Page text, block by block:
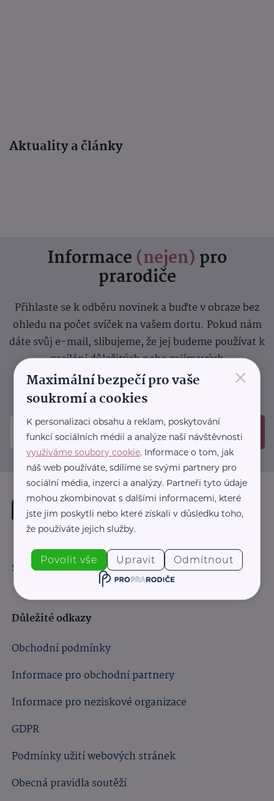
Aktuality a články
Informace (nejen) pro
prarodiče
Přihlaste se k odběru novinek a buďte v obraze bez
ohledu na počet svíček na vašem dortu. Pokud nám
dáte svůj e-mail, slibujeme, že jej budeme používat k
zasílání důležitých nebo zajímavých
sdělení.Prosíme, zkontrolujte si svoji emailovou
schránku, kam jsme poslali potvrzovací e-mail.
Odeslat
Sledujte nás:
Důležité odkazy
Obchodní podmínky
Informace pro obchodní partnery
Informace pro neziskové organizace
GDPR
Podmínky užití webových stránek
Obecná pravidla soutěží
×
Maximální bezpečí pro vaše
soukromí a cookies
K personalizaci obsahu a reklam, poskytování
funkcí sociálních médií a analýze naší návštěvnosti
využíváme soubory cookie. Informace o tom, jak
náš web používáte, sdílíme se svými partnery pro
sociální média, inzerci a analýzy. Partneři tyto údaje
mohou zkombinovat s dalšími informacemi, které
jste jim poskytli nebo které získali v důsledku toho,
že používáte jejich služby.
Povolit vše Upravit Odmítnout